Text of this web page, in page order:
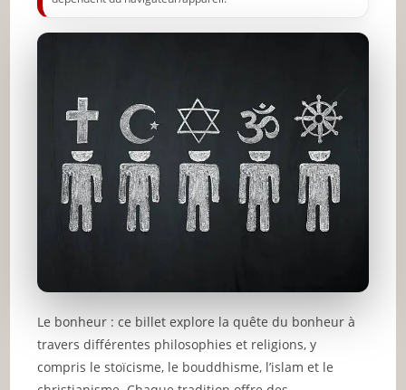
Le bonheur : ce billet explore la quête du bonheur à
travers différentes philosophies et religions, y
compris le stoïcisme, le bouddhisme, l’islam et le